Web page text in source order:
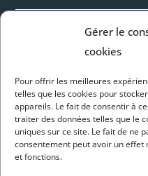
Gérer le
cookies
Pour offrir les meilleures
telles que les cookies pour
appareils. Le fait de consentir à
traiter des données telles que le
uniques sur ce site. Le fait de ne
consentement peut avoir un
et fonctions.
Horaires
Du lundi au jeudi :
8H30 - 12H et 13H30 -
Vendredi :
Fermé à 17H